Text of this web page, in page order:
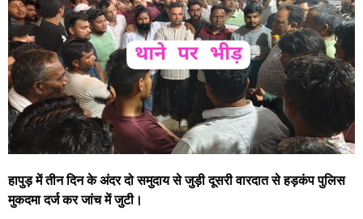
हापुड़ में तीन दिन के अंदर दो समुदाय से जुड़ी दूसरी वारदात से हड़कंप पुलिस
मुकदमा दर्ज कर जांच में जुटी।